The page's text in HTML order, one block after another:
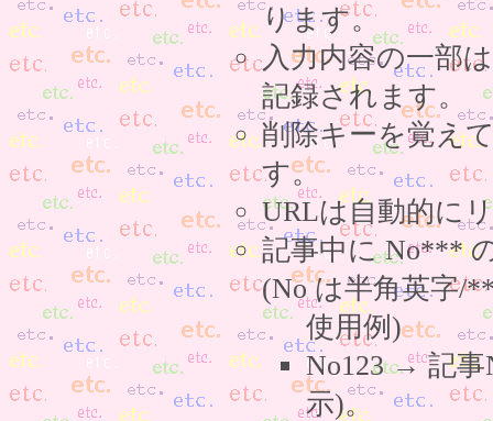
ります。
入力内容の一部
記録されます。
削除キーを覚え
す。
URLは自動的に
記事中に No***
(No は半角英字/
使用例)
No123 → 記事
示)。